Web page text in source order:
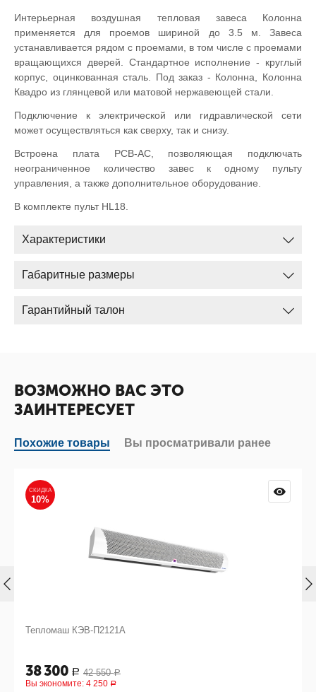
Интерьерная воздушная тепловая завеса Колонна
применяется для проемов шириной до 3.5 м. Завеса
устанавливается рядом с проемами, в том числе с проемами
вращающихся дверей. Стандартное исполнение - круглый
корпус, оцинкованная сталь. Под заказ - Колонна, Колонна
Квадро из глянцевой или матовой нержавеющей стали.
Подключение к электрической или гидравлической сети
может осуществляться как сверху, так и снизу.
Встроена плата PCB-AC, позволяющая подключать
неограниченное количество завес к одному пульту
управления, а также дополнительное оборудование.
В комплекте пульт HL18.
Характеристики
Габаритные размеры
Гарантийный талон
ВОЗМОЖНО ВАС ЭТО
ЗАИНТЕРЕСУЕТ
Похожие товары Вы просматривали ранее
СКИДКА
10%
Тепломаш КЭВ-П2121А
38 300 Р 42 550 Р
Вы экономите: 4 250 Р